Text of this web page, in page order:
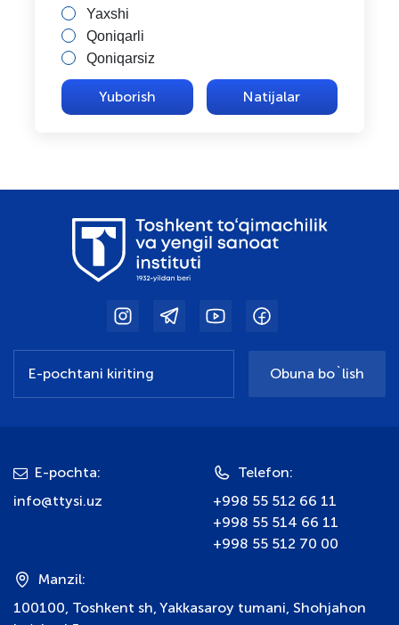
Yaxshi
Qoniqarli
Qoniqarsiz
Natijalar
Obuna bo`lish
E-pochta:
info@ttysi.uz
Telefon:
+998 55 512 66 11
+998 55 514 66 11
+998 55 512 70 00
Manzil:
100100, Toshkent sh, Yakkasaroy tumani, Shohjahon